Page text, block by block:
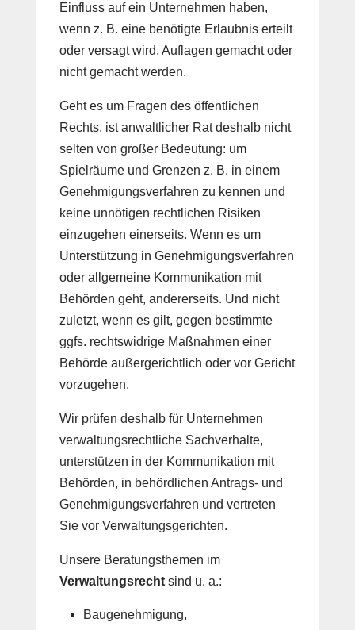
Einfluss auf ein Unternehmen haben,
wenn z. B. eine benötigte Erlaubnis erteilt
oder versagt wird, Auflagen gemacht oder
nicht gemacht werden.
Geht es um Fragen des öffentlichen
Rechts, ist anwaltlicher Rat deshalb nicht
selten von großer Bedeutung: um
Spielräume und Grenzen z. B. in einem
Genehmigungsverfahren zu kennen und
keine unnötigen rechtlichen Risiken
einzugehen einerseits. Wenn es um
Unterstützung in Genehmigungsverfahren
oder allgemeine Kommunikation mit
Behörden geht, andererseits. Und nicht
zuletzt, wenn es gilt, gegen bestimmte
ggfs. rechtswidrige Maßnahmen einer
Behörde außergerichtlich oder vor Gericht
vorzugehen.
Wir prüfen deshalb für Unternehmen
verwaltungsrechtliche Sachverhalte,
unterstützen in der Kommunikation mit
Behörden, in behördlichen Antrags- und
Genehmigungsverfahren und vertreten
Sie vor Verwaltungsgerichten.
Unsere Beratungsthemen im
Verwaltungsrechtsind u. a.:
Baugenehmigung,